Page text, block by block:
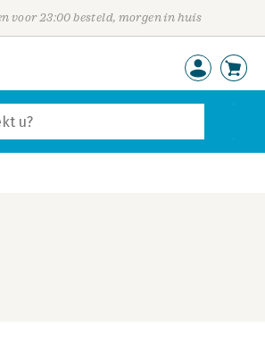
voor 23:00 besteld, morgen in huis